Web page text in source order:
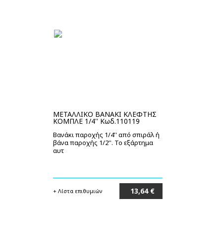
ΜΕΤΑΛΛΙΚΟ ΒΑΝΑΚΙ ΚΛΕΦΤΗΣ
ΚΟΜΠΛΕ 1/4'' Κωδ.110119
Βανάκι παροχής 1/4'' από σπιράλ ή
βάνα παροχής 1/2''. Το εξάρτημα
αυτ
+ Λίστα επιθυμιών 13,64 €